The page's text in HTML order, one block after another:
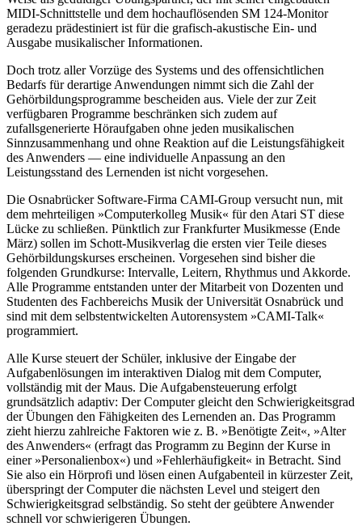
MIDI-Schnittstelle und dem hochauflösenden SM 124-Monitor
geradezu prädestiniert ist für die grafisch-akustische Ein- und
Ausgabe musikalischer Informationen.
Doch trotz aller Vorzüge des Systems und des offensichtlichen
Bedarfs für derartige Anwendungen nimmt sich die Zahl der
Gehörbildungsprogramme bescheiden aus. Viele der zur Zeit
verfügbaren Programme beschränken sich zudem auf
zufallsgenerierte Höraufgaben ohne jeden musikalischen
Sinnzusammenhang und ohne Reaktion auf die Leistungsfähigkeit
des Anwenders — eine individuelle Anpassung an den
Leistungsstand des Lernenden ist nicht vorgesehen.
Die Osnabrücker Software-Firma CAMI-Group versucht nun, mit
dem mehrteiligen »Computerkolleg Musik« für den Atari ST diese
Lücke zu schließen. Pünktlich zur Frankfurter Musikmesse (Ende
März) sollen im Schott-Musikverlag die ersten vier Teile dieses
Gehörbildungskurses erscheinen. Vorgesehen sind bisher die
folgenden Grundkurse: Intervalle, Leitern, Rhythmus und Akkorde.
Alle Programme entstanden unter der Mitarbeit von Dozenten und
Studenten des Fachbereichs Musik der Universität Osnabrück und
sind mit dem selbstentwickelten Autorensystem »CAMI-Talk«
programmiert.
Alle Kurse steuert der Schüler, inklusive der Eingabe der
Aufgabenlösungen im interaktiven Dialog mit dem Computer,
vollständig mit der Maus. Die Aufgabensteuerung erfolgt
grundsätzlich adaptiv: Der Computer gleicht den Schwierigkeitsgrad
der Übungen den Fähigkeiten des Lernenden an. Das Programm
zieht hierzu zahlreiche Faktoren wie z. B. »Benötigte Zeit«, »Alter
des Anwenders« (erfragt das Programm zu Beginn der Kurse in
einer »Personalienbox«) und »Fehlerhäufigkeit« in Betracht. Sind
Sie also ein Hörprofi und lösen einen Aufgabenteil in kürzester Zeit,
überspringt der Computer die nächsten Level und steigert den
Schwierigkeitsgrad selbständig. So steht der geübtere Anwender
schnell vor schwierigeren Übungen.